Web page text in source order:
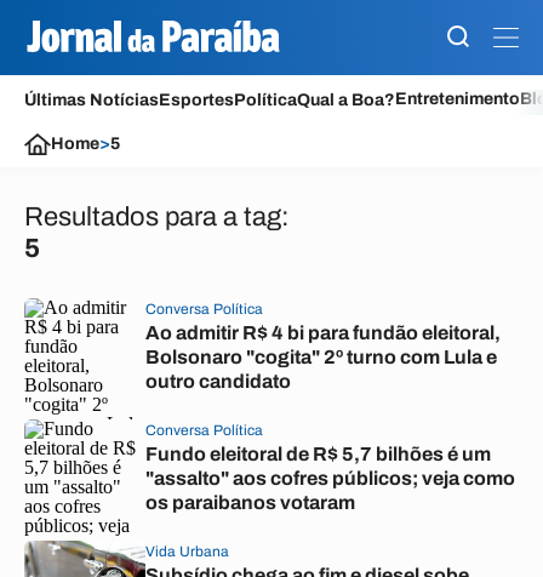
Últimas NotíciasEsportesPolíticaQual a Boa?Entretenimento
Home>5
Resultados para a tag:
5
Conversa Política
Ao admitir R$ 4 bi para fundão eleitoral,
Bolsonaro "cogita" 2º turno com Lula e
outro candidato
Conversa Política
Fundo eleitoral de R$ 5,7 bilhões é um
"assalto" aos cofres públicos; veja como
os paraibanos votaram
Vida Urbana